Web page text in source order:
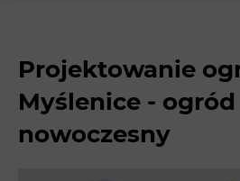
Projektowanie
Myślenice - ogród
nowoczesny